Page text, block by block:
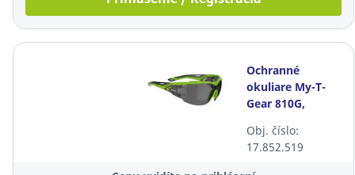
Ochranné
okuliare My-T-
Gear 810G,
Obj. číslo:
17.852.519